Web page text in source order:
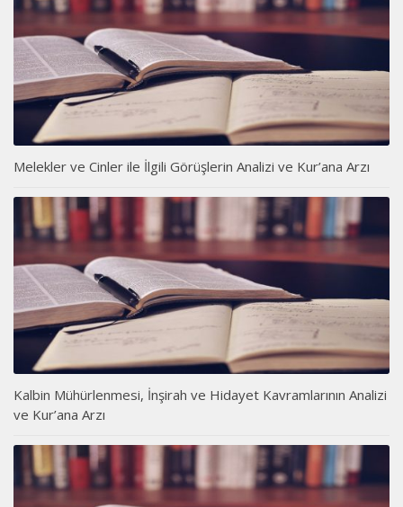
Melekler ve Cinler ile İlgili Görüşlerin Analizi ve Kur’ana Arzı
Kalbin Mühürlenmesi, İnşirah ve Hidayet Kavramlarının Analizi
ve Kur’ana Arzı